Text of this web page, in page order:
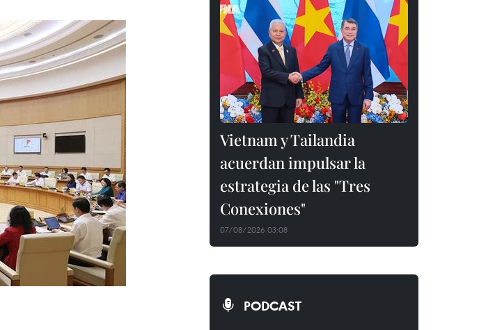
Vietnam y Tailandia
acuerdan impulsar la
estrategia de las "Tres
Conexiones"
07/08/2026 03:08
PODCAST